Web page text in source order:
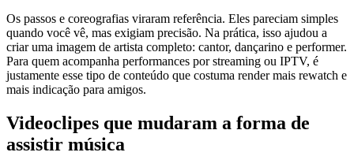
Os passos e coreografias viraram referência. Eles pareciam simples
quando você vê, mas exigiam precisão. Na prática, isso ajudou a
criar uma imagem de artista completo: cantor, dançarino e performer.
Para quem acompanha performances por streaming ou IPTV, é
justamente esse tipo de conteúdo que costuma render mais rewatch e
mais indicação para amigos.
Videoclipes que mudaram a forma de
assistir música